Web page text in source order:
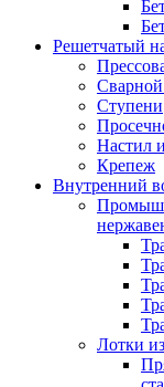
Решетчатый
Ступени
Настил
Крепеж
Внутренний
Лотки